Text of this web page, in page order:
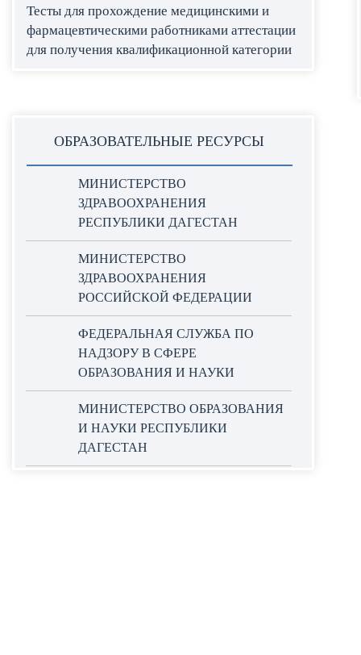
Тесты для прохождение медицинскими и
фармацевтическими работниками аттестации
для получения квалификационной категории
ОБРАЗОВАТЕЛЬНЫЕ РЕСУРСЫ
МИНИСТЕРСТВО
ЗДРАВООХРАНЕНИЯ
РЕСПУБЛИКИ ДАГЕСТАН
МИНИСТЕРСТВО
ЗДРАВООХРАНЕНИЯ
РОССИЙСКОЙ ФЕДЕРАЦИИ
ФЕДЕРАЛЬНАЯ СЛУЖБА ПО
НАДЗОРУ В СФЕРЕ
ОБРАЗОВАНИЯ И НАУКИ
МИНИСТЕРСТВО ОБРАЗОВАНИЯ
И НАУКИ РЕСПУБЛИКИ
ДАГЕСТАН